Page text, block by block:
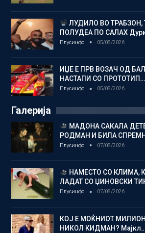
ЛУДИЛО ВО ТРАБЗОН,
ПОЛУДЕА ПО САЛАХ
Плусинфо 05/08/2026
ИЏЕ Е ПРВ ВОЗАЧ ОД
НАСТАПИ СО ПРОТОТИП…
Плусинфо 05/08/2026
Галерија
МАДОНА САКАЛА
РОДМАН И БИЛА
Плусинфо 07/08/2026
НАМЕСТО СО КЛИМА,
ЛАДАТ СО ЏИНОВСКИ
Плусинфо 07/08/2026
КОЈ Е МОЌНИОТ
НИКОЛ КИДМАН? Мајкл…